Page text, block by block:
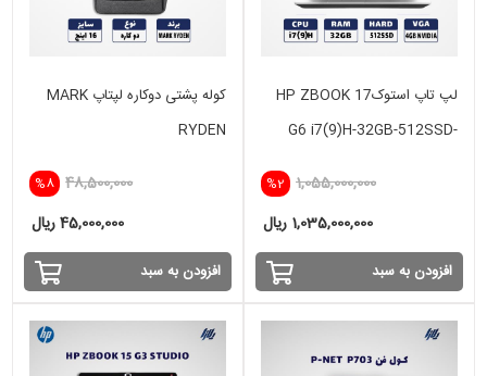
لپ تاپ استوکHP ZBOOK 17
G6 i7(9)H-32GB-512SSD-
%2 1,055,000,000
1,035,000,000 ریال
افزودن به سبد
کوله پشتی دوکاره لپتاپ MARK
RYDEN
%8 48,500,000
45,000,000 ریال
افزودن به سبد